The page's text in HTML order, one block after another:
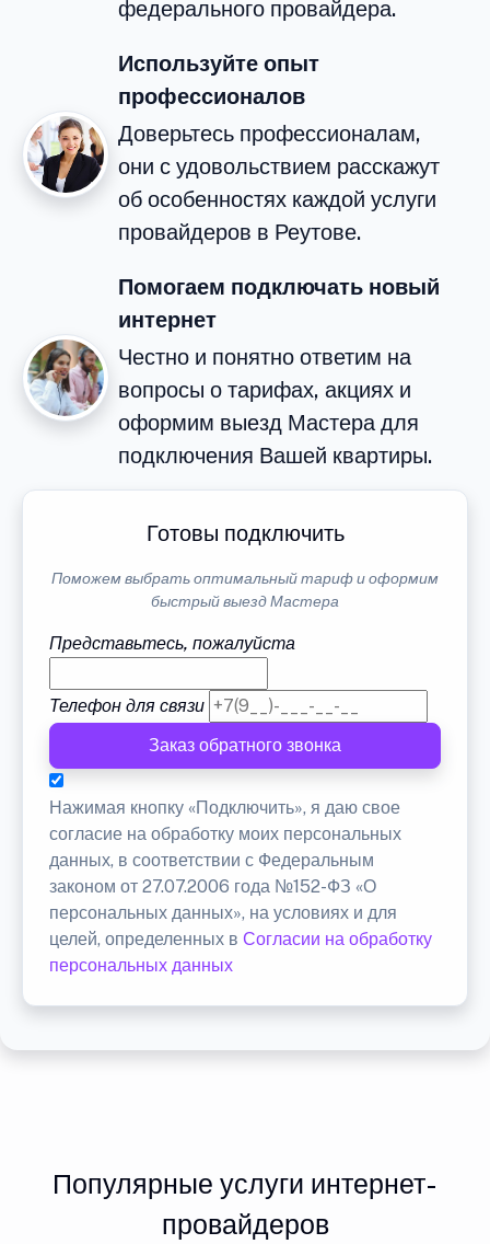
федерального провайдера.
Используйте опыт
профессионалов
Доверьтесь профессионалам,
они с удовольствием расскажут
об особенностях каждой услуги
провайдеров в Реутове.
Помогаем подключать новый
интернет
Честно и понятно ответим на
вопросы о тарифах, акциях и
оформим выезд Мастера для
подключения Вашей квартиры.
Готовы подключить
Поможем выбрать оптимальный тариф и оформим
быстрый выезд Мастера
Представьтесь, пожалуйста
Телефон для связи
Заказ обратного звонка
Нажимая кнопку «Подключить», я даю свое
согласие на обработку моих персональных
данных, в соответствии с Федеральным
законом от 27.07.2006 года №152-ФЗ «О
персональных данных», на условиях и для
целей, определенных в Согласии на обработку
персональных данных
Популярные услуги интернет-
провайдеров